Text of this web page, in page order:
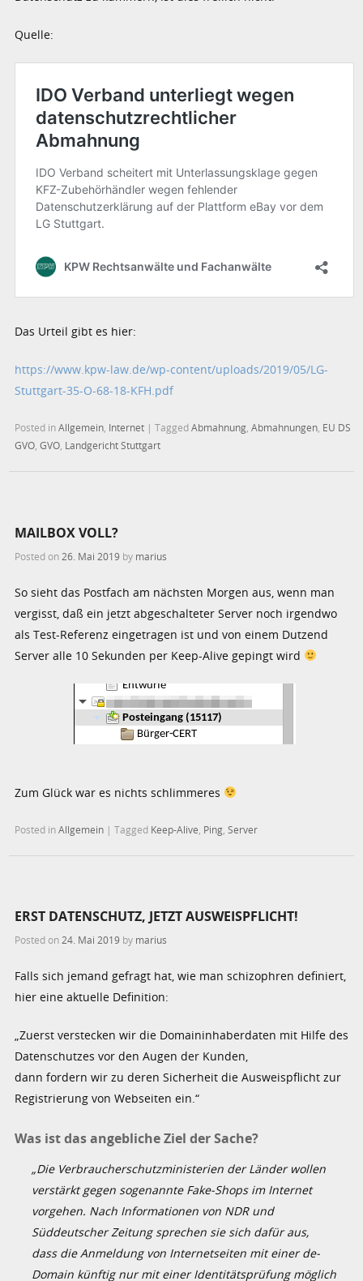
Quelle:
Das Urteil gibt es hier:
https://www.kpw-law.de/wp-content/uploads/2019/05/LG-
Stuttgart-35-O-68-18-KFH.pdf
Posted inAllgemein Internet |TaggedAbmahnung ,Abmahnungen EU DS
GVO ,GVO Landgericht Stuttgart
MAILBOX VOLL?
Posted on 26. Mai 2019 by marius
So sieht das Postfach am nächsten Morgen aus, wenn man
vergisst, daß ein jetzt abgeschalteter Server noch irgendwo
als Test-Referenz eingetragen ist und von einem Dutzend
Server alle 10 Sekunden per Keep-Alive gepingt wird
Zum Glück war es nichts schlimmeres
Posted inAllgemein |Tagged Keep-Alive Ping ,Server
ERST DATENSCHUTZ, JETZT AUSWEISPFLICHT!
Posted on24. Mai 2019 by marius
Falls sich jemand gefragt hat, wie man schizophren definiert,
hier eine aktuelle Definition:
„Zuerst verstecken wir die Domaininhaberdaten mit Hilfe des
Datenschutzes vor den Augen der Kunden,
dann fordern wir zu deren Sicherheit die Ausweispflicht zur
Registrierung von Webseiten ein.“
Was ist das angebliche Ziel der Sache?
„Die Verbraucherschutzministerien der Länder wollen
verstärkt gegen sogenannte Fake-Shops im Internet
vorgehen. Nach Informationen von NDR und
Süddeutscher Zeitung sprechen sie sich dafür aus,
dass die Anmeldung von Internetseiten mit einer de-
Domain künftig nur mit einer Identitätsprüfung möglich